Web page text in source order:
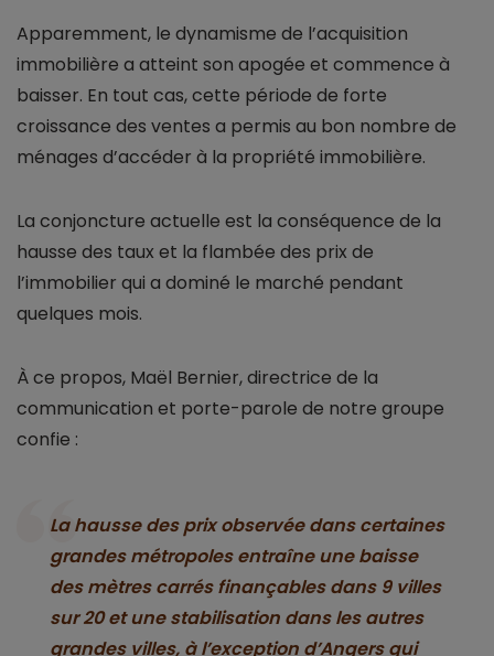
Apparemment, le dynamisme de l’acquisition
immobilière a atteint son apogée et commence à
baisser. En tout cas, cette période de forte
croissance des ventes a permis au bon nombre de
ménages d’accéder à la propriété immobilière.
La conjoncture actuelle est la conséquence de la
hausse des taux et la flambée des prix de
l’immobilier qui a dominé le marché pendant
quelques mois.
À ce propos, Maël Bernier, directrice de la
communication et porte-parole de notre groupe
confie :
La hausse des prix observée dans certaines
grandes métropoles entraîne une baisse
des mètres carrés finançables dans 9 villes
sur 20 et une stabilisation dans les autres
grandes villes, à l’exception d’Angers qui